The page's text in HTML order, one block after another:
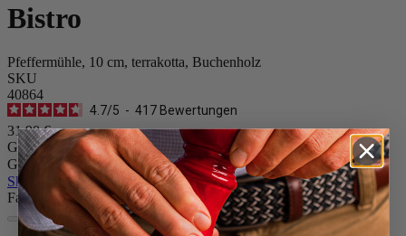
Bistro
Pfeffermühle, 10 cm, terrakotta, Buchenholz
SKU
40864
4.7/5 - 417 Bewertungen
31,90 €
Größe
Gewürz
Skip the carrousel
Farbe